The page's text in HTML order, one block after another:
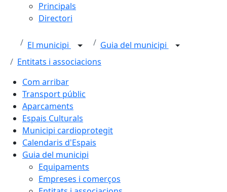
Principals
Directori
El municipi
Guia del municipi
Entitats i associacions
Com arribar
Transport públic
Aparcaments
Espais Culturals
Municipi cardioprotegit
Calendaris d'Espais
Guia del municipi
Equipaments
Empreses i comerços